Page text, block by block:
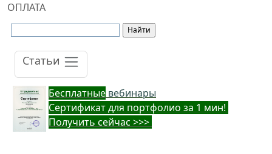
ОПЛАТА
Статьи
Бесплатные вебинары
Cертификат для портфолио за 1 мин!
Получить сейчас >>>